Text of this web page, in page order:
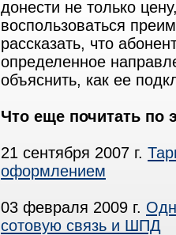
донести не только
воспользоваться
рассказать, что
определенное
объяснить, как ее
Что еще почитать по
21 сентября 2007 г.
оформлением
03 февраля 2009 г.
сотовую связь и ШПД